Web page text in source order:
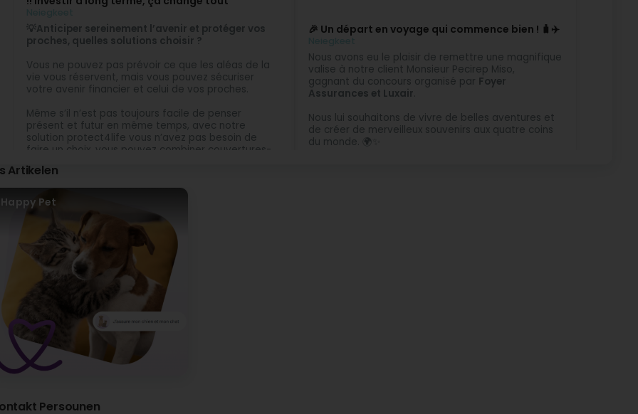
💡Anticiper sereinement l’avenir et protéger vos
proches, quelles solutions choisir ?
Vous ne pouvez pas prévoir ce que les aléas de la
vie vous réservent, mais vous pouvez sécuriser
votre avenir financier et celui de vos proches.
Même s’il n’est pas toujours facile de penser
présent et futur en même temps, avec notre
solution protect4life vous n’avez pas besoin de
faire un choix, vous pouvez combiner couvertures-
Vous mettez vos proches à l’abri tout en sécurisant
vos revenus. Vous épargnez pour vous, pour vos
enfants et pour vos proches. Vous poursuivez vos
projets, vous assurez votre confort de vie, vous
réduisez vos impôts.
Plus intéressant encore, ce plan d’assurance
prévoyance évolue avec vous. Il s’adapte
continuellement à votre situation familiale et
professionnelle.
C’est simple, rassurant et avantageux.
🎉 Un départ en voyage qui commence bien ! 🧳✈️
Nous avons eu le plaisir de remettre une magnifique
valise à notre client Monsieur Pecirep Miso,
gagnant du concours organisé par Foyer
Assurances et Luxair
Nous lui souhaitons de vivre de belles aventures et
de créer de merveilleux souvenirs aux quatre coins
du monde. 🌍✨
Artikelen
Happy Pet
Persounen